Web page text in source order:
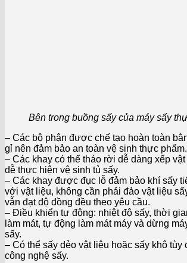
Bên trong buồng sấy của máy sấy
– Các bộ phận được chế tạo hoàn toàn
gỉ nên đảm bảo an toàn vệ sinh thực phẩm.
– Các khay có thể tháo rời dễ dàng xếp
dễ thực hiện vệ sinh tủ sấy.
– Các khay được đục lỗ đảm bảo khí sấy
với vật liệu, không cần phải đảo vật liệu
vẫn đạt độ đồng đều theo yêu cầu.
– Điều khiển tự động: nhiệt độ sấy, thời
làm mát, tự động làm mát máy và dừng
sấy.
– Có thể sấy dẻo vật liệu hoặc sấy khô tùy
công nghệ sấy.